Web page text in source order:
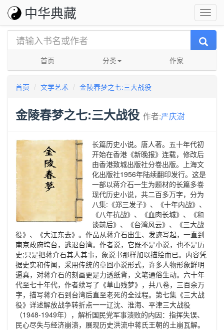
中华典藏
首页 分类 作家
首页 文学艺术 金陵春梦之七:三大战役
金陵春梦之七:三大战役 作者:严庆澍
长篇历史小说。唐人著。五十年代初
开始在香港《新晚报》连载，修改后
由香港致城出版社分卷出版。上海文
化出版社1956年陆续翻印发行。这是
一部以蒋介石一生为题材的长篇多卷
现代历史小说，共二百多万字，分为
八集:《郑三发子》、《十年内战》、
《八年抗战》、《血肉长城》、《和
谈前后》、《台湾风云》、《三大战
役》、《大江东去》。作品从蒋介石出生、发迹写起，一直到
南京政府垮台，逃退台湾。作者说，它既不是小说，也不是历
史;只是把蒋介石其人其事，象说书那样加以描绘而已。内容凭
据史实和传闻，采用传统的章回小说形式，许多人物形象鲜明
逼真，对蒋介石的刻画更是力透纸背，文笔通俗生动。六十年
代至七十年代，作者续写了《草山残梦》，共八卷，三百余万
字，描写蒋介石到台湾后直至老死的全过程。第七集《三大战
役》‌详述解放战争转折点一一辽沈、淮海、平津三大战役
（1948-1949年），解析国民党军事溃败的内因：指挥失误、
民心尽失与经济崩溃，展现历史洪流中蒋氏王朝的土崩瓦解。